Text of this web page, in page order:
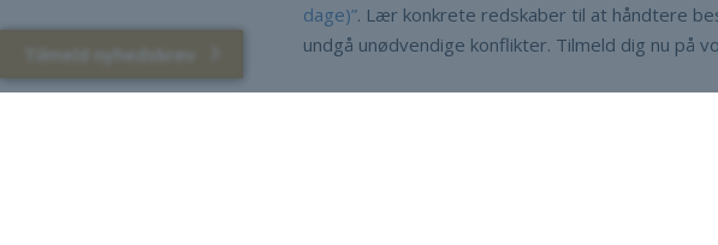
Tilmeld nyhedsbrev
dage)”. Lær konkrete redskaber til at håndtere
undgå unødvendige konflikter. Tilmeld dig nu på